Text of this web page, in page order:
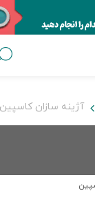
آژینه سازان کاسپین